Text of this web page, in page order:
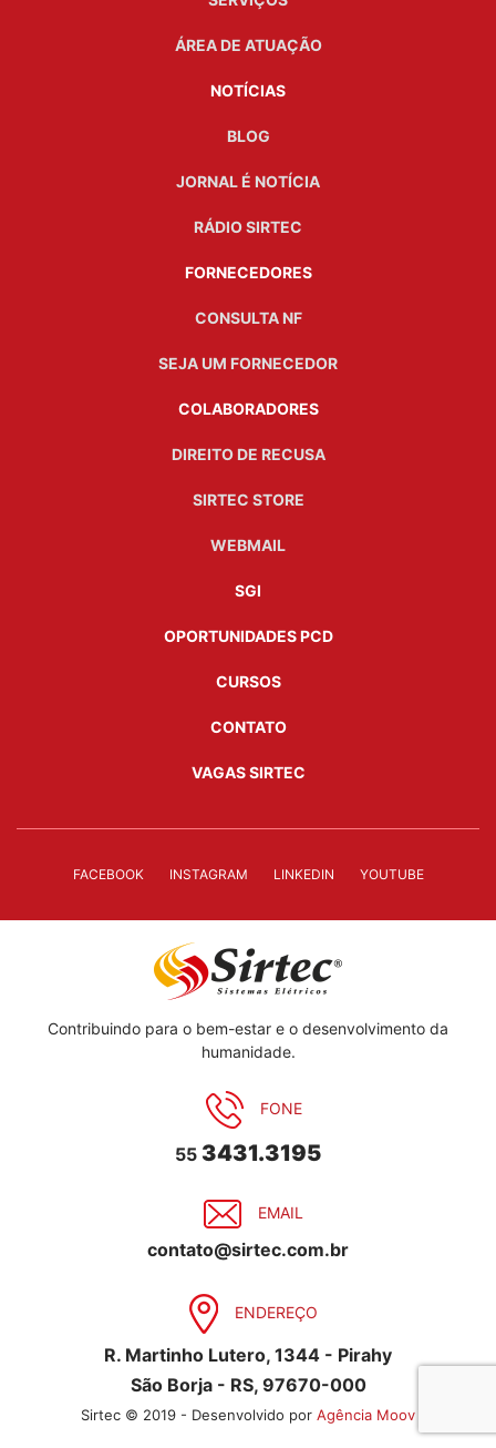
ÁREA DE ATUAÇÃO
NOTÍCIAS
BLOG
JORNAL É NOTÍCIA
RÁDIO SIRTEC
FORNECEDORES
CONSULTA NF
SEJA UM FORNECEDOR
COLABORADORES
DIREITO DE RECUSA
SIRTEC STORE
WEBMAIL
SGI
OPORTUNIDADES PCD
CURSOS
CONTATO
VAGAS SIRTEC
FACEBOOK INSTAGRAM LINKEDIN YOUTUBE
Contribuindo para o bem-estar e o desenvolvimento da
humanidade.
FONE
55 3431.3195
EMAIL
contato@sirtec.com.br
ENDEREÇO
R. Martinho Lutero, 1344 - Pirahy
São Borja - RS, 97670-000
Sirtec © 2019 - Desenvolvido por Agência Moov